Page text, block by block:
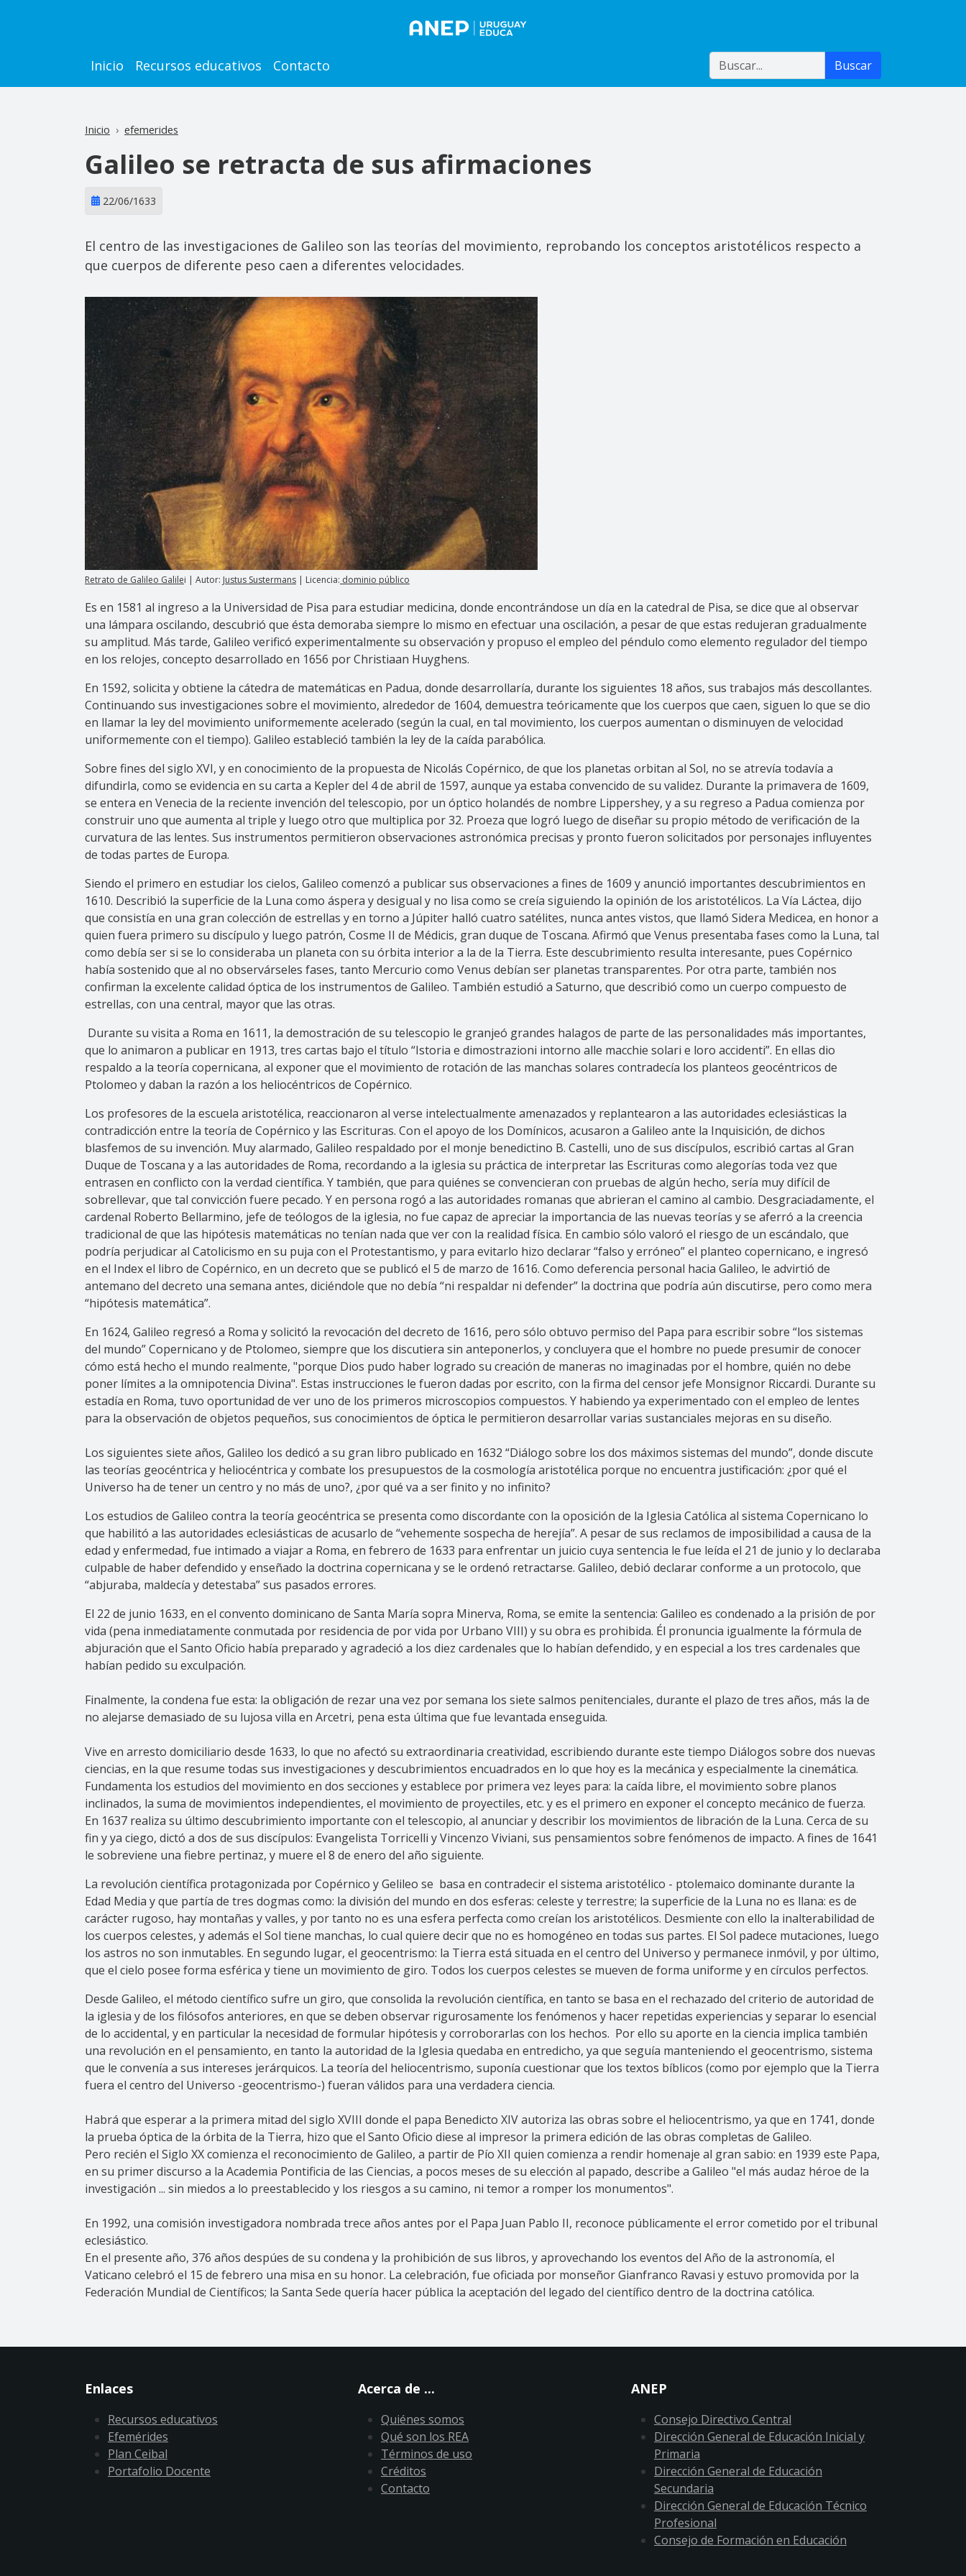
Main navigation
Inicio Recursos educativos Contacto Buscar Buscar
Inicio efemerides
Galileo se retracta de sus afirmaciones
22/06/1633
El centro de las investigaciones de Galileo son las teorías del movimiento, reprobando los conceptos aristotélicos respecto a
que cuerpos de diferente peso caen a diferentes velocidades.
Retrato de Galileo Galilei | Autor: Justus Sustermans | Licencia: dominio público
Es en 1581 al ingreso a la Universidad de Pisa para estudiar medicina, donde encontrándose un día en la catedral de Pisa, se dice que al observar
una lámpara oscilando, descubrió que ésta demoraba siempre lo mismo en efectuar una oscilación, a pesar de que estas redujeran gradualmente
su amplitud. Más tarde, Galileo verificó experimentalmente su observación y propuso el empleo del péndulo como elemento regulador del tiempo
en los relojes, concepto desarrollado en 1656 por Christiaan Huyghens.
En 1592, solicita y obtiene la cátedra de matemáticas en Padua, donde desarrollaría, durante los siguientes 18 años, sus trabajos más descollantes.
Continuando sus investigaciones sobre el movimiento, alrededor de 1604, demuestra teóricamente que los cuerpos que caen, siguen lo que se dio
en llamar la ley del movimiento uniformemente acelerado (según la cual, en tal movimiento, los cuerpos aumentan o disminuyen de velocidad
uniformemente con el tiempo). Galileo estableció también la ley de la caída parabólica.
Sobre fines del siglo XVI, y en conocimiento de la propuesta de Nicolás Copérnico, de que los planetas orbitan al Sol, no se atrevía todavía a
difundirla, como se evidencia en su carta a Kepler del 4 de abril de 1597, aunque ya estaba convencido de su validez. Durante la primavera de 1609,
se entera en Venecia de la reciente invención del telescopio, por un óptico holandés de nombre Lippershey, y a su regreso a Padua comienza por
construir uno que aumenta al triple y luego otro que multiplica por 32. Proeza que logró luego de diseñar su propio método de verificación de la
curvatura de las lentes. Sus instrumentos permitieron observaciones astronómica precisas y pronto fueron solicitados por personajes influyentes
de todas partes de Europa.
Siendo el primero en estudiar los cielos, Galileo comenzó a publicar sus observaciones a fines de 1609 y anunció importantes descubrimientos en
1610. Describió la superficie de la Luna como áspera y desigual y no lisa como se creía siguiendo la opinión de los aristotélicos. La Vía Láctea, dijo
que consistía en una gran colección de estrellas y en torno a Júpiter halló cuatro satélites, nunca antes vistos, que llamó Sidera Medicea, en honor a
quien fuera primero su discípulo y luego patrón, Cosme II de Médicis, gran duque de Toscana. Afirmó que Venus presentaba fases como la Luna, tal
como debía ser si se lo consideraba un planeta con su órbita interior a la de la Tierra. Este descubrimiento resulta interesante, pues Copérnico
había sostenido que al no observárseles fases, tanto Mercurio como Venus debían ser planetas transparentes. Por otra parte, también nos
confirman la excelente calidad óptica de los instrumentos de Galileo. También estudió a Saturno, que describió como un cuerpo compuesto de
estrellas, con una central, mayor que las otras.
Durante su visita a Roma en 1611, la demostración de su telescopio le granjeó grandes halagos de parte de las personalidades más importantes,
que lo animaron a publicar en 1913, tres cartas bajo el título “Istoria e dimostrazioni intorno alle macchie solari e loro accidenti”. En ellas dio
respaldo a la teoría copernicana, al exponer que el movimiento de rotación de las manchas solares contradecía los planteos geocéntricos de
Ptolomeo y daban la razón a los heliocéntricos de Copérnico.
Los profesores de la escuela aristotélica, reaccionaron al verse intelectualmente amenazados y replantearon a las autoridades eclesiásticas la
contradicción entre la teoría de Copérnico y las Escrituras. Con el apoyo de los Domínicos, acusaron a Galileo ante la Inquisición, de dichos
blasfemos de su invención. Muy alarmado, Galileo respaldado por el monje benedictino B. Castelli, uno de sus discípulos, escribió cartas al Gran
Duque de Toscana y a las autoridades de Roma, recordando a la iglesia su práctica de interpretar las Escrituras como alegorías toda vez que
entrasen en conflicto con la verdad científica. Y también, que para quiénes se convencieran con pruebas de algún hecho, sería muy difícil de
sobrellevar, que tal convicción fuere pecado. Y en persona rogó a las autoridades romanas que abrieran el camino al cambio. Desgraciadamente, el
cardenal Roberto Bellarmino, jefe de teólogos de la iglesia, no fue capaz de apreciar la importancia de las nuevas teorías y se aferró a la creencia
tradicional de que las hipótesis matemáticas no tenían nada que ver con la realidad física. En cambio sólo valoró el riesgo de un escándalo, que
podría perjudicar al Catolicismo en su puja con el Protestantismo, y para evitarlo hizo declarar “falso y erróneo” el planteo copernicano, e ingresó
en el Index el libro de Copérnico, en un decreto que se publicó el 5 de marzo de 1616. Como deferencia personal hacia Galileo, le advirtió de
antemano del decreto una semana antes, diciéndole que no debía “ni respaldar ni defender” la doctrina que podría aún discutirse, pero como mera
“hipótesis matemática”.
En 1624, Galileo regresó a Roma y solicitó la revocación del decreto de 1616, pero sólo obtuvo permiso del Papa para escribir sobre “los sistemas
del mundo” Copernicano y de Ptolomeo, siempre que los discutiera sin anteponerlos, y concluyera que el hombre no puede presumir de conocer
cómo está hecho el mundo realmente, "porque Dios pudo haber logrado su creación de maneras no imaginadas por el hombre, quién no debe
poner límites a la omnipotencia Divina". Estas instrucciones le fueron dadas por escrito, con la firma del censor jefe Monsignor Riccardi. Durante su
estadía en Roma, tuvo oportunidad de ver uno de los primeros microscopios compuestos. Y habiendo ya experimentado con el empleo de lentes
para la observación de objetos pequeños, sus conocimientos de óptica le permitieron desarrollar varias sustanciales mejoras en su diseño.
Los siguientes siete años, Galileo los dedicó a su gran libro publicado en 1632 “Diálogo sobre los dos máximos sistemas del mundo”, donde discute
las teorías geocéntrica y heliocéntrica y combate los presupuestos de la cosmología aristotélica porque no encuentra justificación: ¿por qué el
Universo ha de tener un centro y no más de uno?, ¿por qué va a ser finito y no infinito?
Los estudios de Galileo contra la teoría geocéntrica se presenta como discordante con la oposición de la Iglesia Católica al sistema Copernicano lo
que habilitó a las autoridades eclesiásticas de acusarlo de “vehemente sospecha de herejía”. A pesar de sus reclamos de imposibilidad a causa de la
edad y enfermedad, fue intimado a viajar a Roma, en febrero de 1633 para enfrentar un juicio cuya sentencia le fue leída el 21 de junio y lo declaraba
culpable de haber defendido y enseñado la doctrina copernicana y se le ordenó retractarse. Galileo, debió declarar conforme a un protocolo, que
“abjuraba, maldecía y detestaba” sus pasados errores.
El 22 de junio 1633, en el convento dominicano de Santa María sopra Minerva, Roma, se emite la sentencia: Galileo es condenado a la prisión de por
vida (pena inmediatamente conmutada por residencia de por vida por Urbano VIII) y su obra es prohibida. Él pronuncia igualmente la fórmula de
abjuración que el Santo Oficio había preparado y agradeció a los diez cardenales que lo habían defendido, y en especial a los tres cardenales que
habían pedido su exculpación.
Finalmente, la condena fue esta: la obligación de rezar una vez por semana los siete salmos penitenciales, durante el plazo de tres años, más la de
no alejarse demasiado de su lujosa villa en Arcetri, pena esta última que fue levantada enseguida.
Vive en arresto domiciliario desde 1633, lo que no afectó su extraordinaria creatividad, escribiendo durante este tiempo Diálogos sobre dos nuevas
ciencias, en la que resume todas sus investigaciones y descubrimientos encuadrados en lo que hoy es la mecánica y especialmente la cinemática.
Fundamenta los estudios del movimiento en dos secciones y establece por primera vez leyes para: la caída libre, el movimiento sobre planos
inclinados, la suma de movimientos independientes, el movimiento de proyectiles, etc. y es el primero en exponer el concepto mecánico de fuerza.
En 1637 realiza su último descubrimiento importante con el telescopio, al anunciar y describir los movimientos de libración de la Luna. Cerca de su
fin y ya ciego, dictó a dos de sus discípulos: Evangelista Torricelli y Vincenzo Viviani, sus pensamientos sobre fenómenos de impacto. A fines de 1641
le sobreviene una fiebre pertinaz, y muere el 8 de enero del año siguiente.
La revolución científica protagonizada por Copérnico y Gelileo se basa en contradecir el sistema aristotélico - ptolemaico dominante durante la
Edad Media y que partía de tres dogmas como: la división del mundo en dos esferas: celeste y terrestre; la superficie de la Luna no es llana: es de
carácter rugoso, hay montañas y valles, y por tanto no es una esfera perfecta como creían los aristotélicos. Desmiente con ello la inalterabilidad de
los cuerpos celestes, y además el Sol tiene manchas, lo cual quiere decir que no es homogéneo en todas sus partes. El Sol padece mutaciones, luego
los astros no son inmutables. En segundo lugar, el geocentrismo: la Tierra está situada en el centro del Universo y permanece inmóvil, y por último,
que el cielo posee forma esférica y tiene un movimiento de giro. Todos los cuerpos celestes se mueven de forma uniforme y en círculos perfectos.
Desde Galileo, el método científico sufre un giro, que consolida la revolución científica, en tanto se basa en el rechazado del criterio de autoridad de
la iglesia y de los filósofos anteriores, en que se deben observar rigurosamente los fenómenos y hacer repetidas experiencias y separar lo esencial
de lo accidental, y en particular la necesidad de formular hipótesis y corroborarlas con los hechos. Por ello su aporte en la ciencia implica también
una revolución en el pensamiento, en tanto la autoridad de la Iglesia quedaba en entredicho, ya que seguía manteniendo el geocentrismo, sistema
que le convenía a sus intereses jerárquicos. La teoría del heliocentrismo, suponía cuestionar que los textos bíblicos (como por ejemplo que la Tierra
fuera el centro del Universo -geocentrismo-) fueran válidos para una verdadera ciencia.
Habrá que esperar a la primera mitad del siglo XVIII donde el papa Benedicto XIV autoriza las obras sobre el heliocentrismo, ya que en 1741, donde
la prueba óptica de la órbita de la Tierra, hizo que el Santo Oficio diese al impresor la primera edición de las obras completas de Galileo.
Pero recién el Siglo XX comienza el reconocimiento de Galileo, a partir de Pío XII quien comienza a rendir homenaje al gran sabio: en 1939 este Papa,
en su primer discurso a la Academia Pontificia de las Ciencias, a pocos meses de su elección al papado, describe a Galileo "el más audaz héroe de la
investigación ... sin miedos a lo preestablecido y los riesgos a su camino, ni temor a romper los monumentos".
En 1992, una comisión investigadora nombrada trece años antes por el Papa Juan Pablo II, reconoce públicamente el error cometido por el tribunal
eclesiástico.
En el presente año, 376 años despúes de su condena y la prohibición de sus libros, y aprovechando los eventos del Año de la astronomía, el
Vaticano celebró el 15 de febrero una misa en su honor. La celebración, fue oficiada por monseñor Gianfranco Ravasi y estuvo promovida por la
Federación Mundial de Científicos; la Santa Sede quería hacer pública la aceptación del legado del científico dentro de la doctrina católica.
Enlaces
Recursos educativos
Efemérides
Plan Ceibal
Portafolio Docente
Acerca de ...
Quiénes somos
Qué son los REA
Términos de uso
Créditos
Contacto
ANEP
Consejo Directivo Central
Dirección General de Educación Inicial y
Primaria
Dirección General de Educación
Secundaria
Dirección General de Educación Técnico
Profesional
Consejo de Formación en Educación